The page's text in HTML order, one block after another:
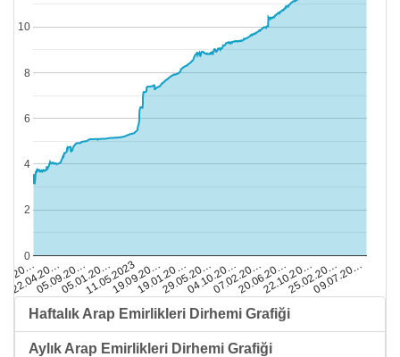
22.04.20…
05.09.20…05.01.20…
11.05.202319.09.20…19.01.20…29.05.20…04.10.20…07.02.20…20.06.20…22.10.20…
25.02.20…09.07.20…
0
2
4
6
8
10
Haftalık Arap Emirlikleri Dirhemi Grafiği
Aylık Arap Emirlikleri Dirhemi Grafiği